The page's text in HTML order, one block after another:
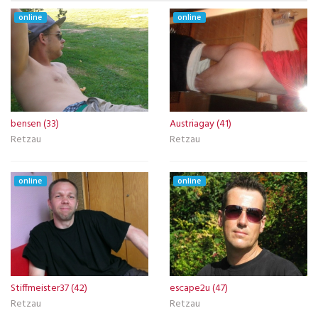
online
bensen (33)
Retzau
online
Austriagay (41)
Retzau
online
Stiffmeister37 (42)
Retzau
online
escape2u (47)
Retzau